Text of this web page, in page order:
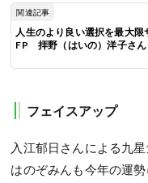
関連記事
人生のより良い選択を最大限
FP 拝野（はいの）洋子さん
フェイスアップ
入江郁日さんによる九
はのぞみんも今年の運